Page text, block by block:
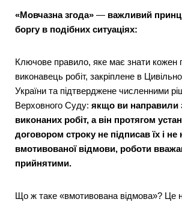
«Мовчазна згода» — важливий
боргу в подібних ситуаціях:
Ключове правило, яке має знати кожен
виконавець робіт, закріплене в
України та підтверджене численними
Верховного Суду: якщо ви направили
виконаних робіт, а він протягом
договором строку не підписав їх і не
вмотивованої відмови, роботи
прийнятими.
Що ж таке «вмотивована відмова»? Це